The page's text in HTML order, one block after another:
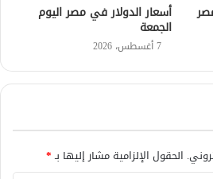
أسعار الدولار في مصر اليوم
الجمعة
7 أغسطس، 2026
الحقول الإلزامية مشار إليها بـ*